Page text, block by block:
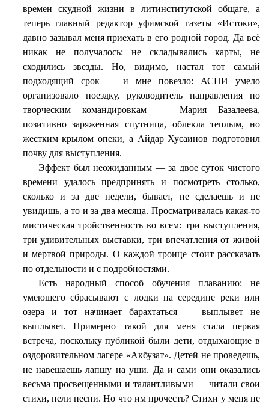
времен скудной жизни в литинститутской общаге, а
теперь главный редактор уфимской газеты «Истоки»,
давно зазывал меня приехать в его родной город. Да всё
никак не получалось: не складывались карты, не
сходились звезды. Но, видимо, настал тот самый
подходящий срок — и мне повезло: АСПИ умело
организовало поездку, руководитель направления по
творческим командировкам — Мария Базалеева,
позитивно заряженная спутница, облекла теплым, но
жестким крылом опеки, а Айдар Хусаинов подготовил
почву для выступления.
Эффект был неожиданным — за двое суток чистого
времени удалось предпринять и посмотреть столько,
сколько и за две недели, бывает, не сделаешь и не
увидишь, а то и за два месяца. Просматривалась какая-то
мистическая тройственность во всем: три выступления,
три удивительных выставки, три впечатления от живой
и мертвой природы. О каждой троице стоит рассказать
по отдельности и с подробностями.
Есть народный способ обучения плаванию: не
умеющего сбрасывают с лодки на середине реки или
озера и тот начинает барахтаться — выплывет не
выплывет. Примерно такой для меня стала первая
встреча, поскольку публикой были дети, отдыхающие в
оздоровительном лагере «Акбузат». Детей не проведешь,
не навешаешь лапшу на уши. Да и сами они оказались
весьма просвещенными и талантливыми — читали свои
стихи, пели песни. Но что им прочесть? Стихи у меня не